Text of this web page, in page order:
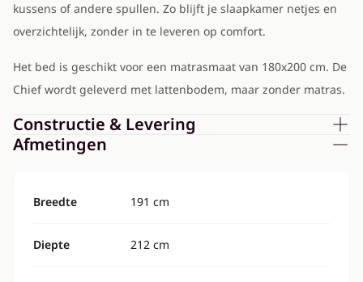
kussens of andere spullen. Zo blijft je slaapkamer netjes en
overzichtelijk, zonder in te leveren op comfort.
Het bed is geschikt voor een matrasmaat van 180x200 cm. De
Chief wordt geleverd met lattenbodem, maar zonder matras.
Constructie & Levering
Afmetingen
Breedte 191 cm
Diepte 212 cm